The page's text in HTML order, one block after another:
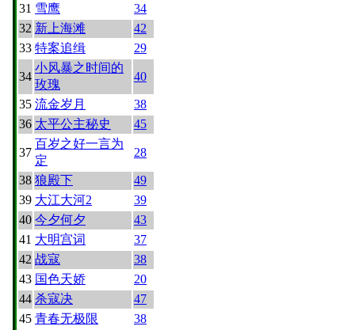
31 雪鹰
34
32 新上海滩
42
33 特案追缉 29
34
小风暴之时间的
玫瑰
40
35 流金岁月
38
36 太平公主秘史 45
37
百岁之好一言为
定
28
38 狼殿下
49
39 大江大河2
39
40 今夕何夕
43
41 大明宫词
37
42 战寇
38
43 国色天娇
20
44 杀寇决
47
45 青春无极限 38